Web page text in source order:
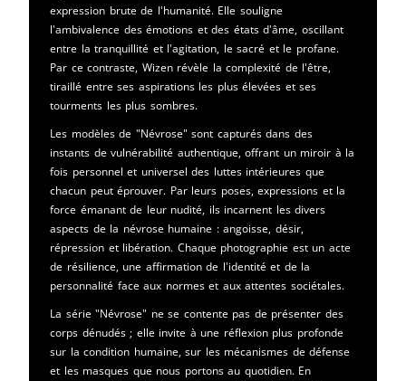
expression brute de l'humanité. Elle souligne
l'ambivalence des émotions et des états d'âme, oscillant
entre la tranquillité et l'agitation, le sacré et le profane.
Par ce contraste, Wizen révèle la complexité de l'être,
tiraillé entre ses aspirations les plus élevées et ses
tourments les plus sombres.
Les modèles de "Névrose" sont capturés dans des
instants de vulnérabilité authentique, offrant un miroir à la
fois personnel et universel des luttes intérieures que
chacun peut éprouver. Par leurs poses, expressions et la
force émanant de leur nudité, ils incarnent les divers
aspects de la névrose humaine : angoisse, désir,
répression et libération. Chaque photographie est un acte
de résilience, une affirmation de l'identité et de la
personnalité face aux normes et aux attentes sociétales.
La série "Névrose" ne se contente pas de présenter des
corps dénudés ; elle invite à une réflexion plus profonde
sur la condition humaine, sur les mécanismes de défense
et les masques que nous portons au quotidien. En